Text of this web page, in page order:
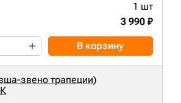
1 шт
3 990 ₽
В корзину
звено трапеции)